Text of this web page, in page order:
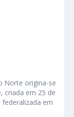
Norte origina-se
criada em 25 de
em